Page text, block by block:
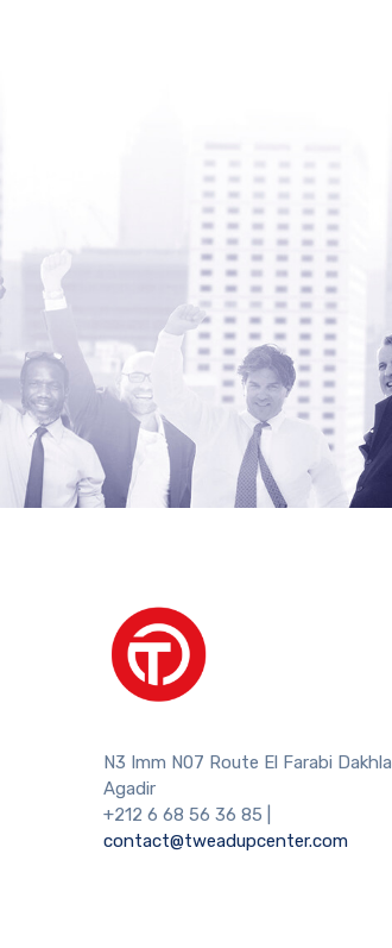
N3 Imm N07 Route El Farabi Dakhla
Agadir
+212 6 68 56 36 85
contact@tweadupcenter.com